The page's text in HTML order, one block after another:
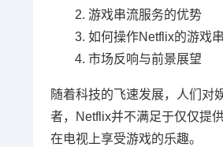
游戏串流服务的优势
如何操作Netflix的游戏
市场反响与前景展望
随着科技的飞速发展，人们对
者，Netflix并不满足于仅仅提
在电视上享受游戏的乐趣。